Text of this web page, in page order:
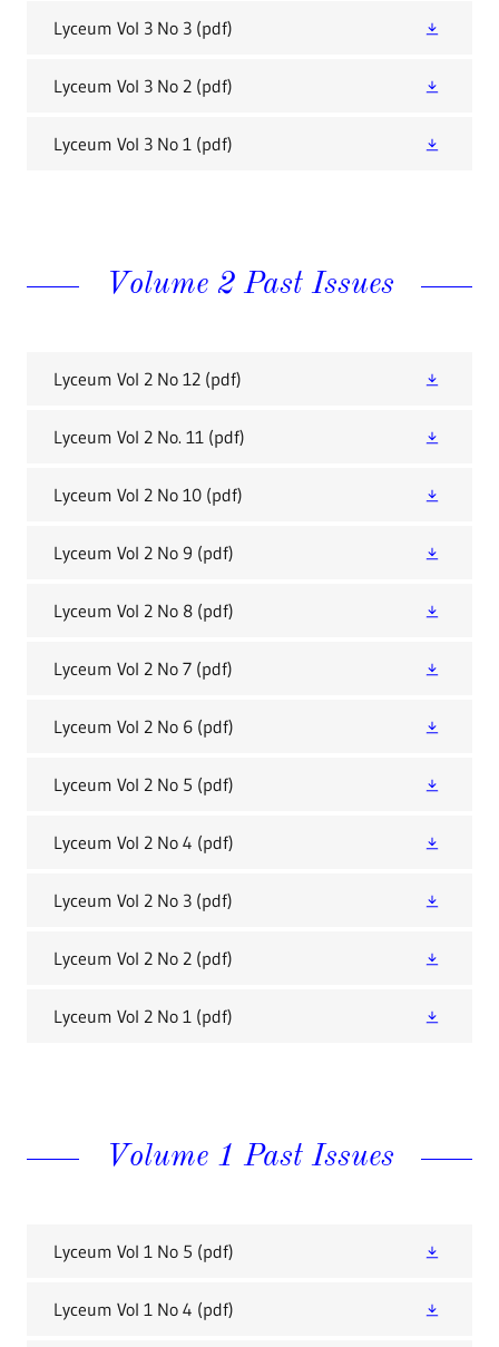
Lyceum Vol 3 No 3 (pdf)
Lyceum Vol 3 No 2 (pdf)
Lyceum Vol 3 No 1 (pdf)
Volume 2 Past Issues
Lyceum Vol 2 No 12 (pdf)
Lyceum Vol 2 No. 11 (pdf)
Lyceum Vol 2 No 10 (pdf)
Lyceum Vol 2 No 9 (pdf)
Lyceum Vol 2 No 8 (pdf)
Lyceum Vol 2 No 7 (pdf)
Lyceum Vol 2 No 6 (pdf)
Lyceum Vol 2 No 5 (pdf)
Lyceum Vol 2 No 4 (pdf)
Lyceum Vol 2 No 3 (pdf)
Lyceum Vol 2 No 2 (pdf)
Lyceum Vol 2 No 1 (pdf)
Volume 1 Past Issues
Lyceum Vol 1 No 5 (pdf)
Lyceum Vol 1 No 4 (pdf)